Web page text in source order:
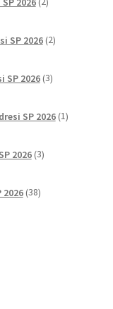
izdelka
SP 2026 2izdelka
SP 2026 3izdelki
SP 2026 1izdelek
2026 3izdelki
38izdelkov